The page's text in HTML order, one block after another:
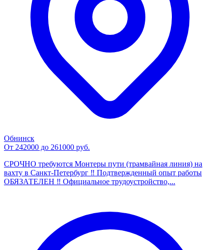
Обнинск
От 242000 до 261000 руб.
СРОЧНО требуются Монтеры пути (трамвайная линия) на
вахту в Санкт-Петербург ️‼️ Подтвержденный опыт работы
ОБЯЗАТЕЛЕН ‼️ Официальное трудоустройство,...